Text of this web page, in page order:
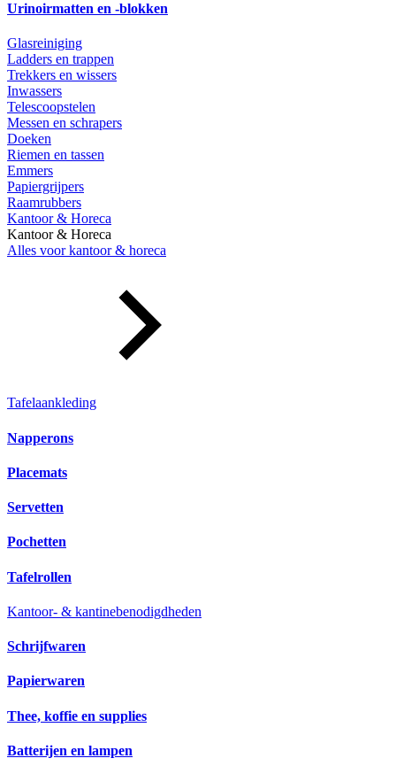
Urinoirmatten en -blokken
Glasreiniging
Ladders en trappen
Trekkers en wissers
Inwassers
Telescoopstelen
Messen en schrapers
Doeken
Riemen en tassen
Emmers
Papiergrijpers
Raamrubbers
Kantoor & Horeca
Kantoor & Horeca
Alles voor kantoor & horeca
Tafelaankleding
Napperons
Placemats
Servetten
Pochetten
Tafelrollen
Kantoor- & kantinebenodigdheden
Schrijfwaren
Papierwaren
Thee, koffie en supplies
Batterijen en lampen